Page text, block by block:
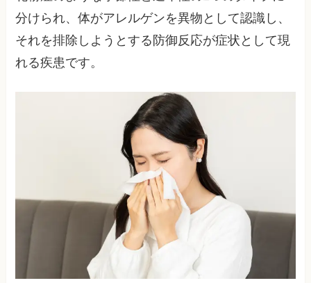
分けられ、体がアレルゲンを異物として認識し、
それを排除しようとする防御反応が症状として現
れる疾患です。